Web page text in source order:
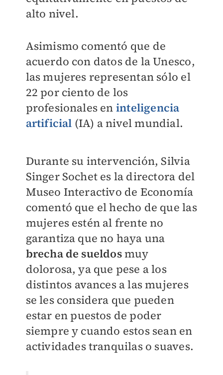
alto nivel.
Asimismo comentó que de
acuerdo con datos de la Unesco,
las mujeres representan sólo el
22 por ciento de los
profesionales en inteligencia
artificial (IA) a nivel mundial.
Durante su intervención, Silvia
Singer Sochet es la directora del
Museo Interactivo de Economía
comentó que el hecho de que las
mujeres estén al frente no
garantiza que no haya una
brecha de sueldosmuy
dolorosa, ya que pese a los
distintos avances a las mujeres
se les considera que pueden
estar en puestos de poder
siempre y cuando estos sean en
actividades tranquilas o suaves.